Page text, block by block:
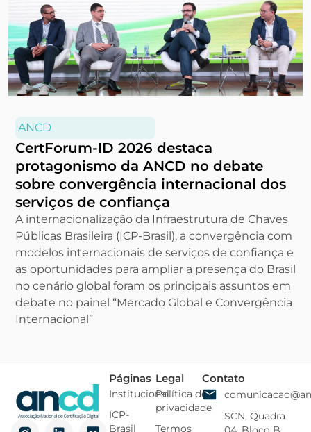
ANCD
CertForum-ID 2026 destaca
protagonismo da ANCD no debate
sobre convergência internacional dos
serviços de confiança
A internacionalização da Infraestrutura de Chaves
Públicas Brasileira (ICP-Brasil), a convergência com
modelos internacionais de serviços de confiança e
as oportunidades para ampliar a presença do Brasil
no cenário global foram os principais assuntos em
debate no painel “Mercado Global e Convergência
Internacional”
Páginas
Institucional
ICP-
Brasil
Legal
Política de
privacidade
Termos
Contato
SCN, Quadra